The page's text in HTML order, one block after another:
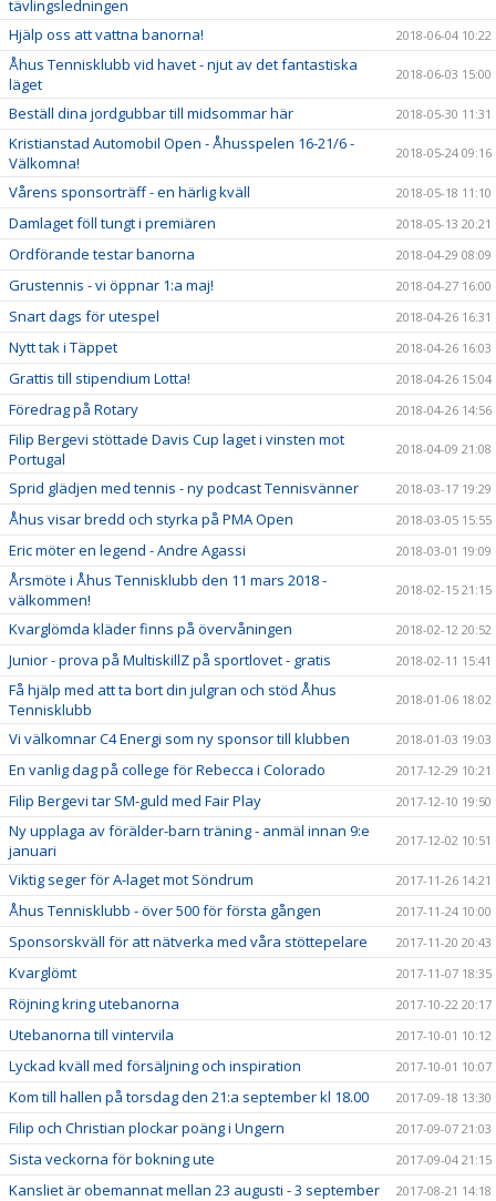
tävlingsledningen
Hjälp oss att vattna banorna! 2018-06-04 10:22
Åhus Tennisklubb vid havet - njut av det fantastiska
läget
2018-06-03 15:00
Beställ dina jordgubbar till midsommar här 2018-05-30 11:31
Kristianstad Automobil Open - Åhusspelen 16-21/6 -
Välkomna!
2018-05-24 09:16
Vårens sponsorträff - en härlig kväll 2018-05-18 11:10
Damlaget föll tungt i premiären 2018-05-13 20:21
Ordförande testar banorna 2018-04-29 08:09
Grustennis - vi öppnar 1:a maj! 2018-04-27 16:00
Snart dags för utespel 2018-04-26 16:31
Nytt tak i Täppet 2018-04-26 16:03
Grattis till stipendium Lotta! 2018-04-26 15:04
Föredrag på Rotary 2018-04-26 14:56
Filip Bergevi stöttade Davis Cup laget i vinsten mot
Portugal
2018-04-09 21:08
Sprid glädjen med tennis - ny podcast Tennisvänner 2018-03-17 19:29
Åhus visar bredd och styrka på PMA Open 2018-03-05 15:55
Eric möter en legend - Andre Agassi 2018-03-01 19:09
Årsmöte i Åhus Tennisklubb den 11 mars 2018 -
välkommen!
2018-02-15 21:15
Kvarglömda kläder finns på övervåningen 2018-02-12 20:52
Junior - prova på MultiskillZ på sportlovet - gratis 2018-02-11 15:41
Få hjälp med att ta bort din julgran och stöd Åhus
Tennisklubb
2018-01-06 18:02
Vi välkomnar C4 Energi som ny sponsor till klubben 2018-01-03 19:03
En vanlig dag på college för Rebecca i Colorado 2017-12-29 10:21
Filip Bergevi tar SM-guld med Fair Play 2017-12-10 19:50
Ny upplaga av förälder-barn träning - anmäl innan 9:e
januari
2017-12-02 10:51
Viktig seger för A-laget mot Söndrum 2017-11-26 14:21
Åhus Tennisklubb - över 500 för första gången 2017-11-24 10:00
Sponsorskväll för att nätverka med våra stöttepelare 2017-11-20 20:43
Kvarglömt 2017-11-07 18:35
Röjning kring utebanorna 2017-10-22 20:17
Utebanorna till vintervila 2017-10-01 10:12
Lyckad kväll med försäljning och inspiration 2017-10-01 10:07
Kom till hallen på torsdag den 21:a september kl 18.00 2017-09-18 13:30
Filip och Christian plockar poäng i Ungern 2017-09-07 21:03
Sista veckorna för bokning ute 2017-09-04 21:15
Kansliet är obemannat mellan 23 augusti - 3 september 2017-08-21 14:18